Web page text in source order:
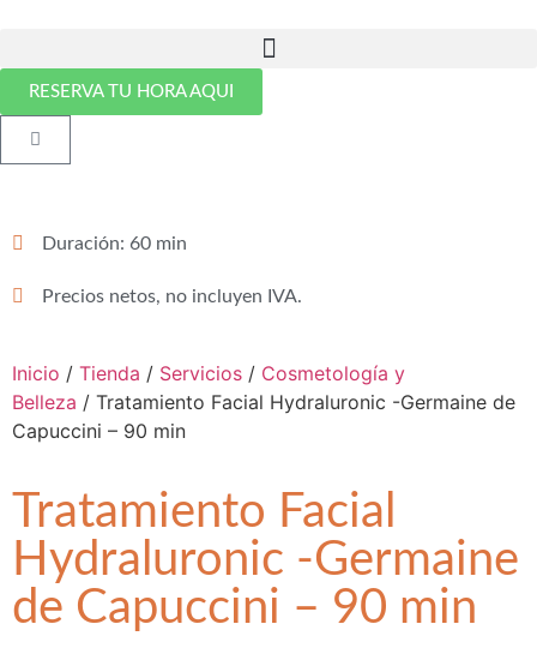
RESERVA TU HORA AQUI
Duración: 60 min
Precios netos, no incluyen IVA.
Inicio / Tienda / Servicios / Cosmetología y
Belleza / Tratamiento Facial Hydraluronic -Germaine de
Capuccini – 90 min
Tratamiento Facial
Hydraluronic -Germaine
de Capuccini – 90 min